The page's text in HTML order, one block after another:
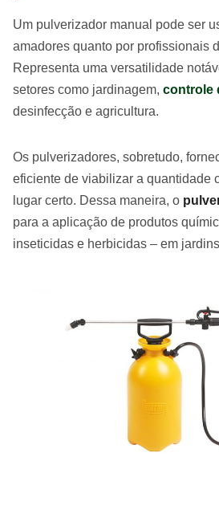
Um pulverizador manual pode ser
amadores quanto por profissionais
Representa uma versatilidade
setores como jardinagem, controle
desinfecção e agricultura.
Os pulverizadores, sobretudo,
eficiente de viabilizar a quantidade
lugar certo. Dessa maneira, o
para a aplicação de produtos
inseticidas e herbicidas – em